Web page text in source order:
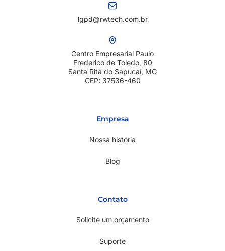
lgpd@rwtech.com.br
Centro Empresarial Paulo
Frederico de Toledo, 80
Santa Rita do Sapucaí, MG
CEP: 37536-460
Empresa
Nossa história
Blog
Contato
Solicite um orçamento
Suporte